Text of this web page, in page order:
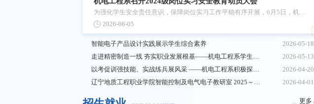
为强化学生安全责任意识，保障岗位实习工作平稳有序开展，6月5日，机电
工程系在学院报告厅召开24级岗位实习安全教育动员大会。教务处、机电工
2026-06-05
智能电子产品设计实践展示学生综合素养
2026-05-18
走进精密制造一线 夯实职业发展根基——机电工程系学生赴丹东富田精工机械有限公司开展认识实习
2026-05-13
以考促训强技能、实战练兵展风采 ——机电工程系积极探索实训考核新模式取得显著实效
2026-04-20
辽宁地质工程职业学院智能控制及电气电子教研室 2025～2026学年度 第二学期教研活动计划
2026-04-01
更多